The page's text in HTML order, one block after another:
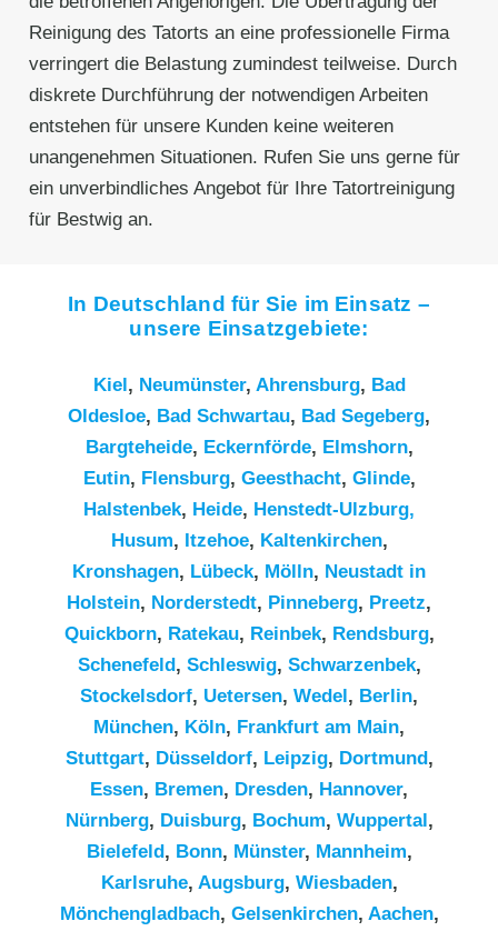
Reinigung des Tatorts an eine professionelle Firma
verringert die Belastung zumindest teilweise. Durch
diskrete Durchführung der notwendigen Arbeiten
entstehen für unsere Kunden keine weiteren
unangenehmen Situationen. Rufen Sie uns gerne für
ein unverbindliches Angebot für Ihre Tatortreinigung
für Bestwig an.
In Deutschland für Sie im Einsatz –
unsere Einsatzgebiete:
Kiel, Neumünster, Ahrensburg, Bad
Oldesloe, Bad Schwartau, Bad Segeberg,
Bargteheide, Eckernförde, Elmshorn,
Eutin, Flensburg, Geesthacht, Glinde,
Halstenbek, Heide, Henstedt-Ulzburg,
Husum, Itzehoe, Kaltenkirchen,
Kronshagen, Lübeck, Mölln, Neustadt in
Holstein, Norderstedt, Pinneberg, Preetz,
Quickborn, Ratekau, Reinbek, Rendsburg,
Schenefeld, Schleswig, Schwarzenbek,
Stockelsdorf, Uetersen, Wedel, Berlin,
München, Köln, Frankfurt am Main,
Stuttgart, Düsseldorf, Leipzig, Dortmund,
Essen, Bremen, Dresden, Hannover,
Nürnberg, Duisburg, Bochum, Wuppertal,
Bielefeld, Bonn, Münster, Mannheim,
Karlsruhe, Augsburg, Wiesbaden,
Mönchengladbach, Gelsenkirchen, Aachen,